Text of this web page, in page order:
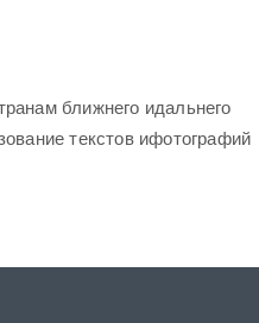
ближнего идальнего
текстов ифотографий